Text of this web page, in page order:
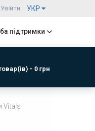
УКР
Увійти
підтримки
- 0 грн
Vitals